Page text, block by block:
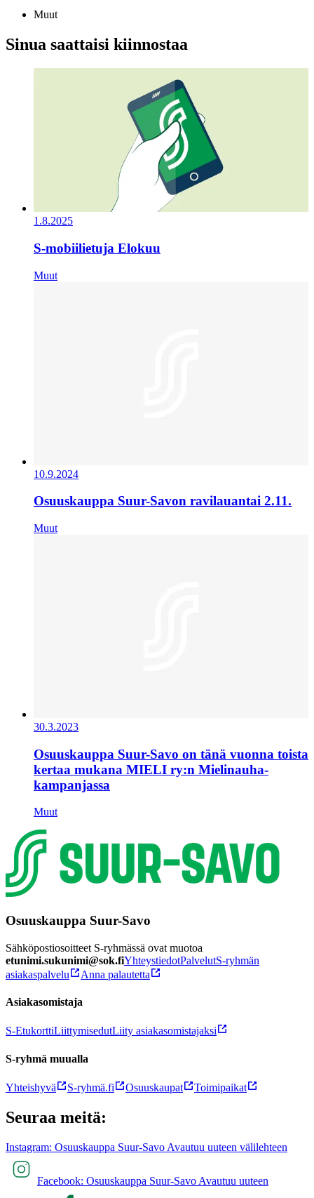
Muut
Sinua saattaisi kiinnostaa
1.8.2025
S-mobiilietuja Elokuu
Muut
10.9.2024
Osuuskauppa Suur-Savon ravilauantai 2.11.
Muut
30.3.2023
Osuuskauppa Suur-Savo on tänä vuonna toista
kertaa mukana MIELI ry:n Mielinauha-
kampanjassa
Muut
Osuuskauppa Suur-Savo
Sähköpostiosoitteet S-ryhmässä ovat muotoa
etunimi.sukunimi@sok.fiYhteystiedotPalvelutS-ryhmän
asiakaspalvelu
Anna palautetta
Asiakasomistaja
S-EtukorttiLiittymisedutLiity asiakasomistajaksi
S-ryhmä muualla
Yhteishyvä S-ryhmä.fi Osuuskaupat Toimipaikat
Seuraa meitä:
Instagram: Osuuskauppa Suur-Savo Avautuu uuteen välilehteen
Facebook: Osuuskauppa Suur-Savo Avautuu uuteen